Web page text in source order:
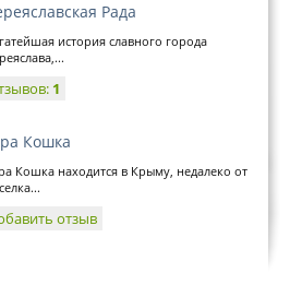
Рада
история славного города
1
Кошка
Кошка находится в Крыму, недалеко от
отзыв